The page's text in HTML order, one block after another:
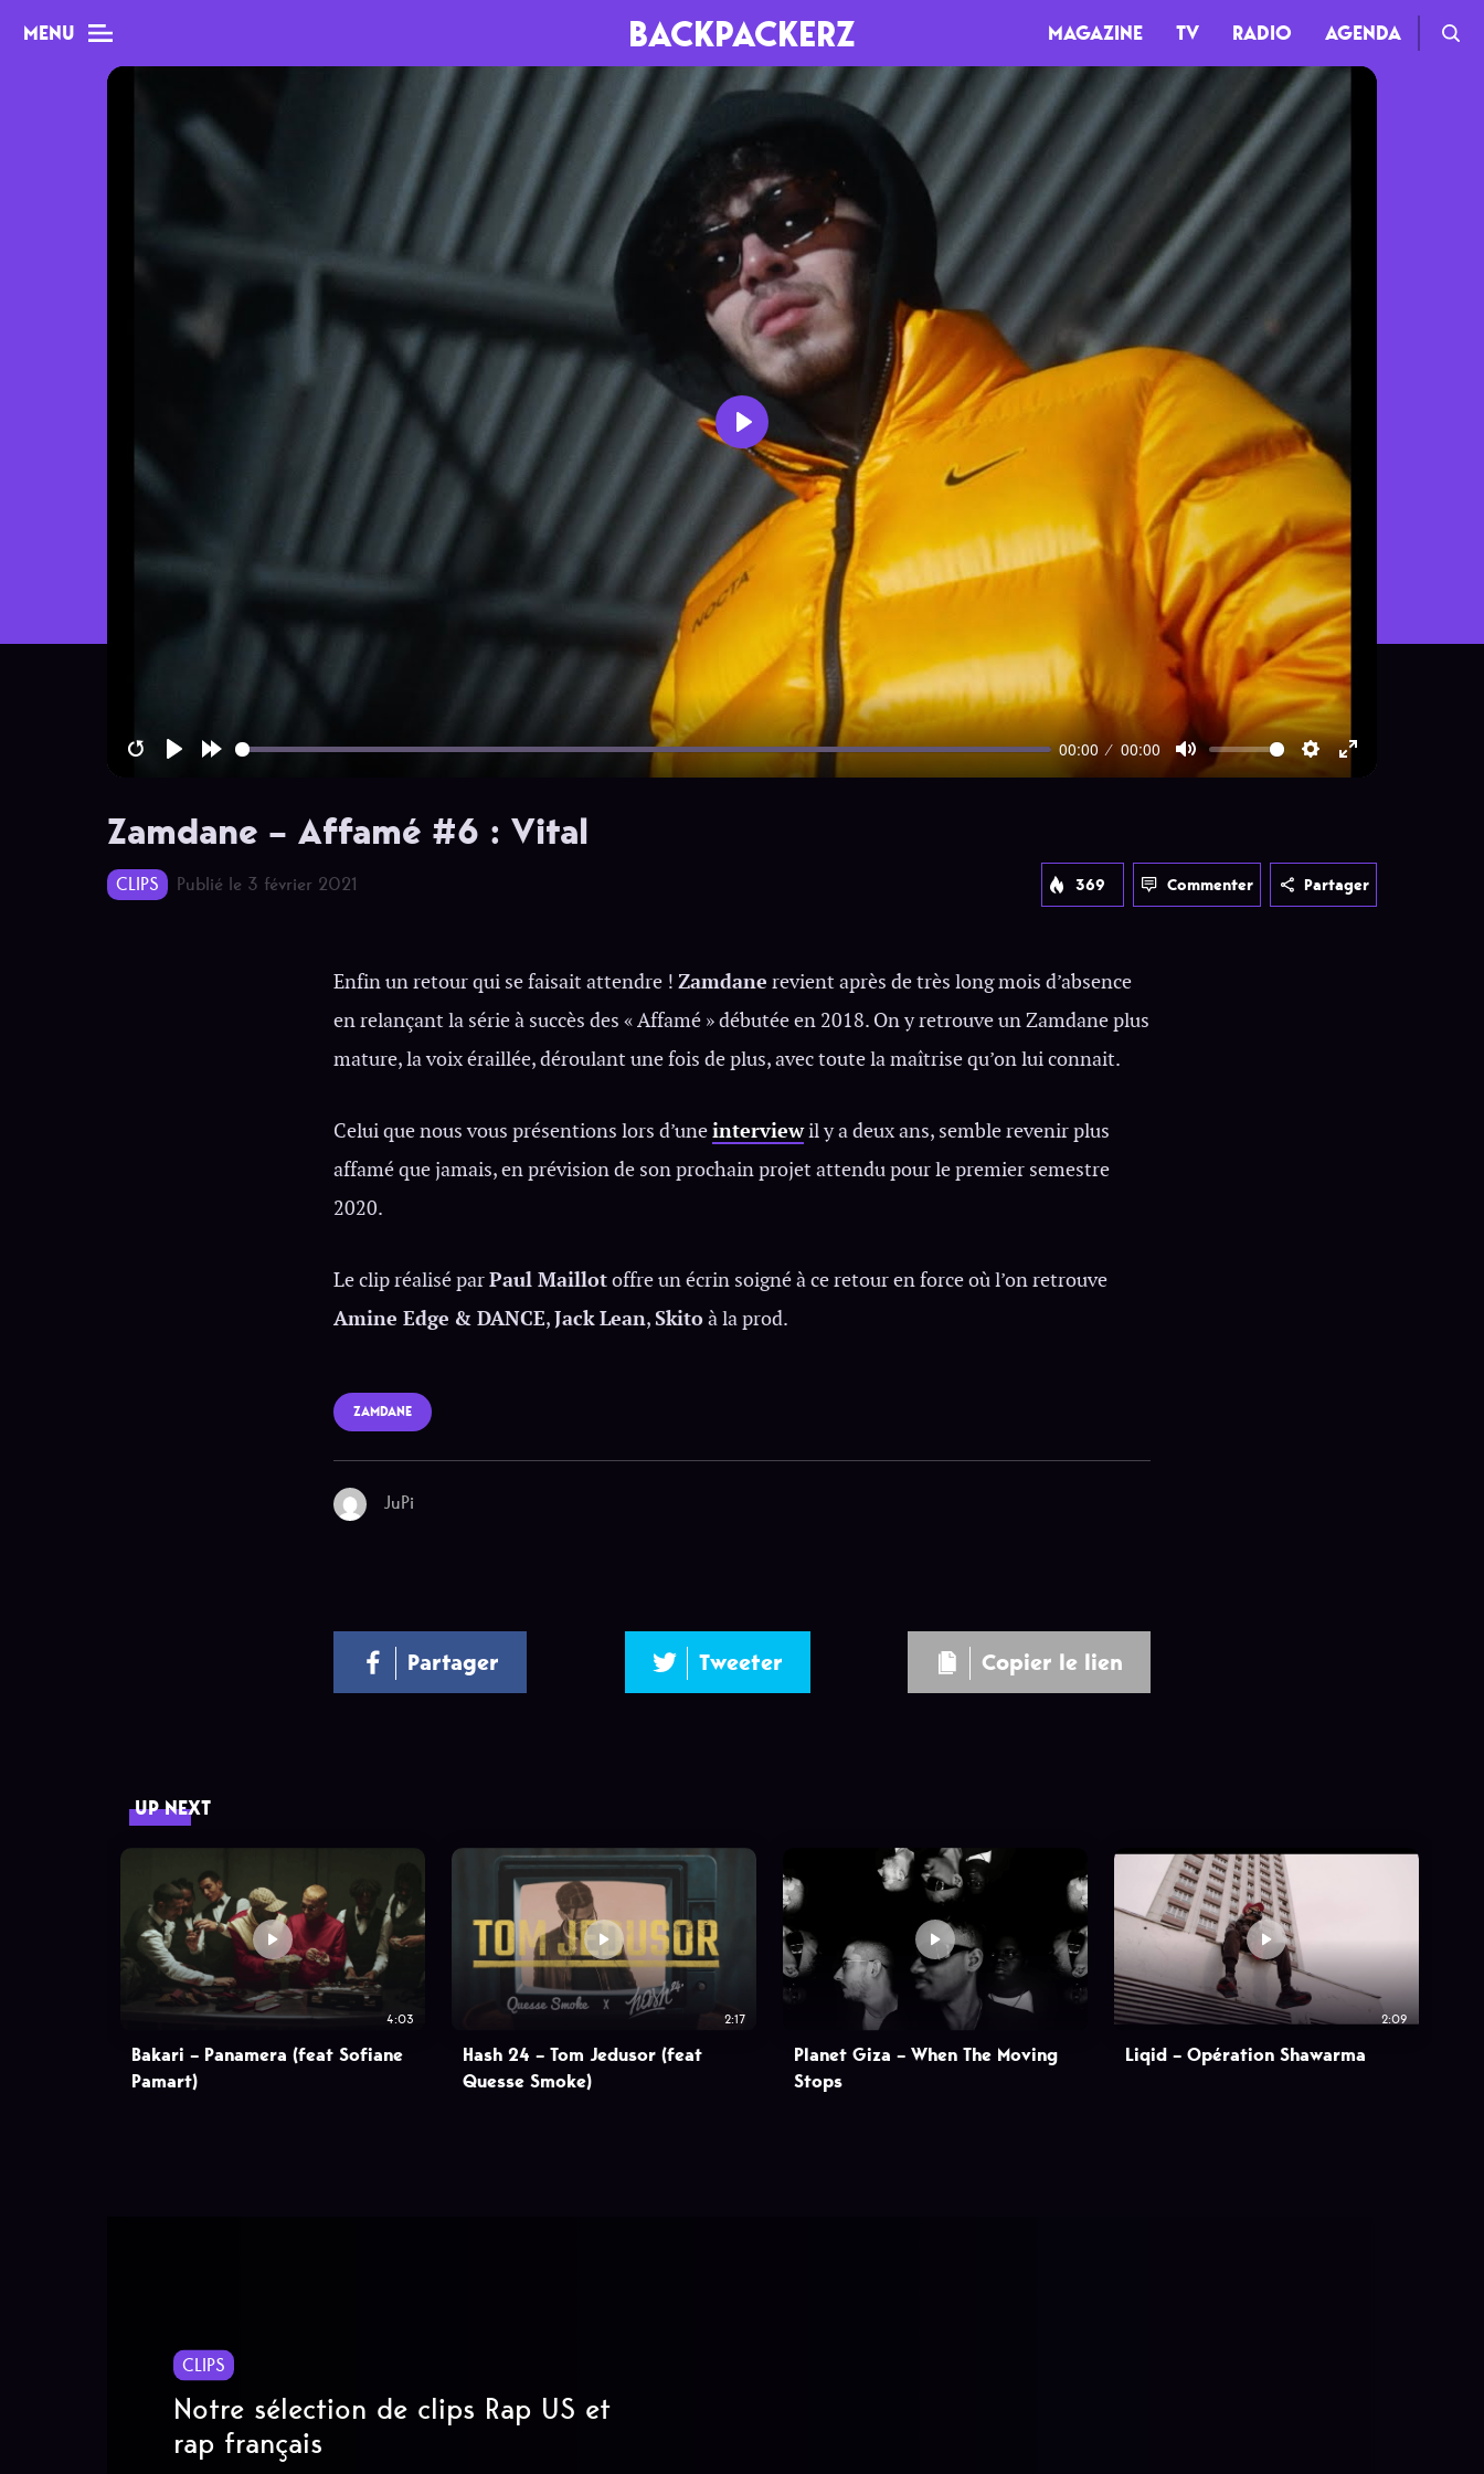
MENU BACKPACKERZ MAGAZINE TV RADIO AGENDA
MAG
Interviews
Chroniques
AGENDA
Paris
Festivals
RADIO
Playlists
Podcasts
Mixes
TV
Clips
Live
Documentaires
Web-séries
00:00 00:00
Mute SettingsEnter
Play
Zamdane – Affamé #6 : Vital
CLIPS Publié le 3 février 2021 369 Commenter Partager
Enfin un retour qui se faisait attendre ! Zamdane revient après de très long mois d’absence
en relançant la série à succès des « Affamé » débutée en 2018. On y retrouve un Zamdane plus
mature, la voix éraillée, déroulant une fois de plus, avec toute la maîtrise qu’on lui connait.
Celui que nous vous présentions lors d’uneinterviewil y a deux ans, semble revenir plus
affamé que jamais, en prévision de son prochain projet attendu pour le premier semestre
2020.
Le clip réalisé parPaul Maillotoffre un écrin soigné à ce retour en force où l’on retrouve
Amine Edge & DANCE,Jack Lean,Skitoà la prod.
ZAMDANE
JuPi
Partager Tweeter Copier le lien
UP NEXT
4:03
Bakari – Panamera (feat Sofiane
Pamart)
2:17
Hash 24 – Tom Jedusor (feat
Quesse Smoke)
Planet Giza – When The Moving
Stops
2:09
Liqid – Opération Shawarma
CLIPS
Notre sélection de clips Rap US et
rap français